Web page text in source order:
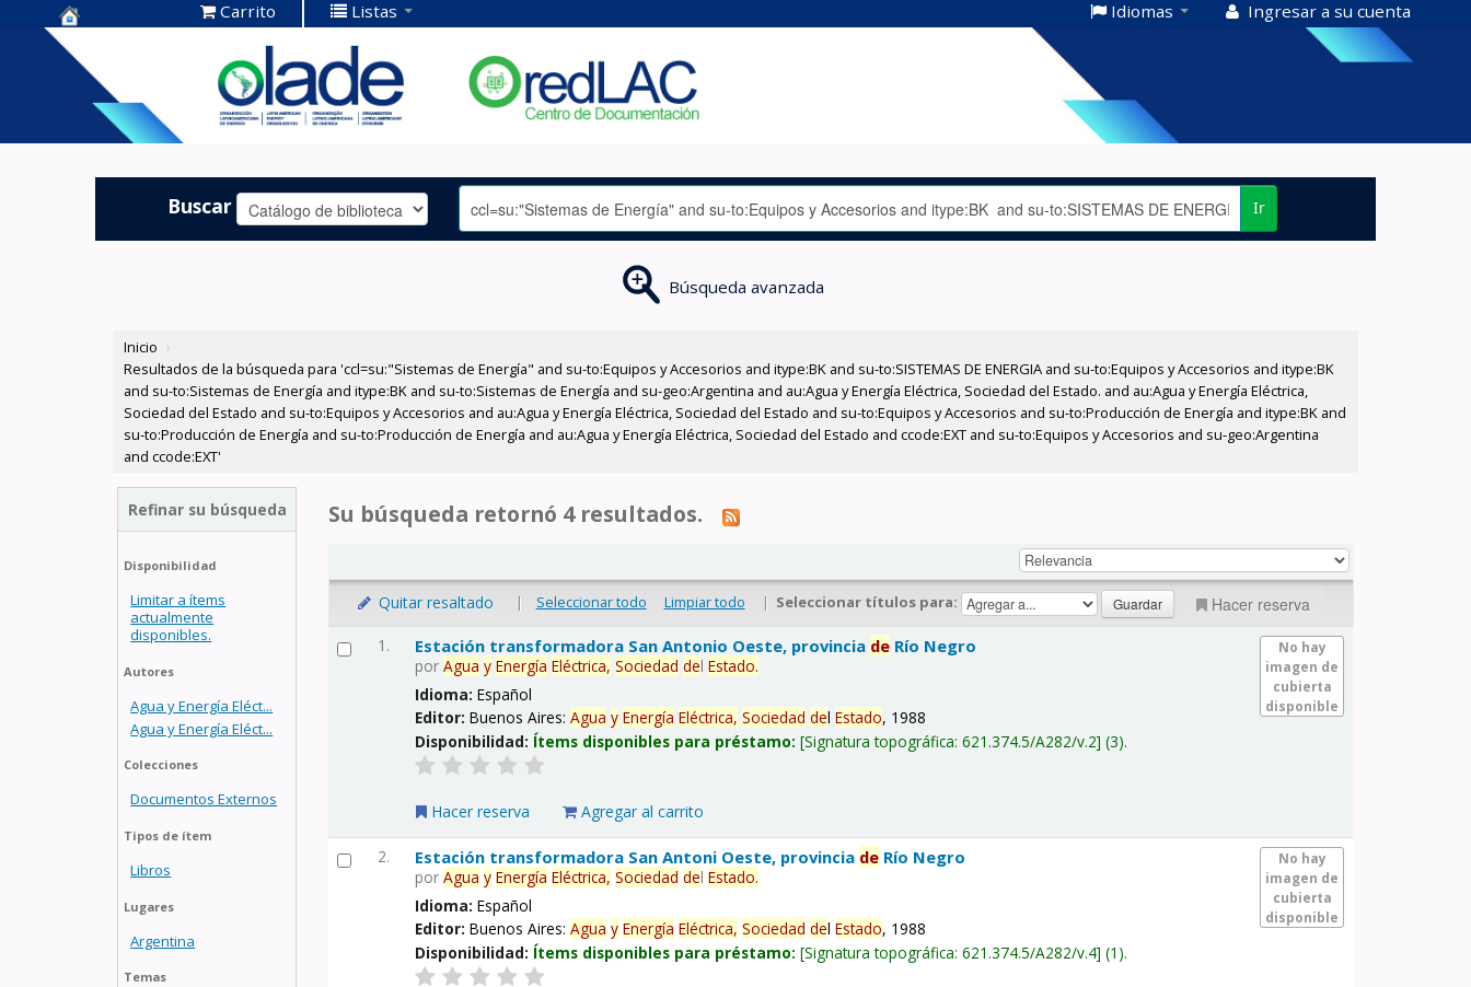
Centro de
Documentación
OLADE -
Carrito Listas Idiomas Ingresar a su cuenta
Buscar Ir
Búsqueda avanzada
Inicio ›
Resultados de la búsqueda para 'ccl=su:"Sistemas de Energía" and su-to:Equipos y Accesorios and itype:BK and su-to:SISTEMAS DE ENERGIA and su-to:Equipos y Accesorios and itype:BK
and su-to:Sistemas de Energía and itype:BK and su-to:Sistemas de Energía and su-geo:Argentina and au:Agua y Energía Eléctrica, Sociedad del Estado. and au:Agua y Energía Eléctrica,
Sociedad del Estado and su-to:Equipos y Accesorios and au:Agua y Energía Eléctrica, Sociedad del Estado and su-to:Equipos y Accesorios and su-to:Producción de Energía and itype:BK and
su-to:Producción de Energía and su-to:Producción de Energía and au:Agua y Energía Eléctrica, Sociedad del Estado and ccode:EXT and su-to:Equipos y Accesorios and su-geo:Argentina
and ccode:EXT'
Refinar su búsqueda
Disponibilidad
Limitar a ítems
actualmente
disponibles.
Autores
Agua y Energía Eléct...
Agua y Energía Eléct...
Colecciones
Documentos Externos
Tipos de ítem
Libros
Lugares
Argentina
Temas
Su búsqueda retornó 4 resultados.
Quitar resaltado | Seleccionar todo Limpiar todo | Seleccionar títulos para: Hacer reserva
1.
No hay
imagen de
cubierta
disponible
Estación transformadora San Antonio Oeste, provincia de Río Negro
porAgua y Energía Eléctrica, Sociedad delEstado.
Idioma:Español
Editor:Buenos Aires:Agua y Energía Eléctrica, Sociedad delEstado, 1988
Disponibilidad: Ítems disponibles para préstamo: Signatura topográfica:621.374.5/A282/v.2 (3).
Hacer reserva Agregar al carrito
2.
No hay
imagen de
cubierta
disponible
Estación transformadora San Antoni Oeste, provincia de Río Negro
porAgua y Energía Eléctrica, Sociedad delEstado.
Idioma:Español
Editor:Buenos Aires:Agua y Energía Eléctrica, Sociedad delEstado, 1988
Disponibilidad: Ítems disponibles para préstamo: Signatura topográfica:621.374.5/A282/v.4 (1).